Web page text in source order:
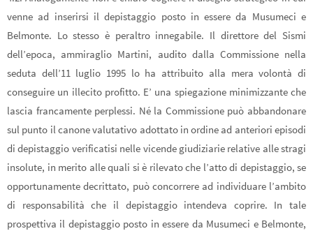
venne ad inserirsi il depistaggio posto in essere da Musumeci e
Belmonte. Lo stesso è peraltro innegabile. Il direttore del Sismi
dell’epoca, ammiraglio Martini, audito dalla Commissione nella
seduta dell’11 luglio 1995 lo ha attribuito alla mera volontà di
conseguire un illecito profitto. E’ una spiegazione minimizzante che
lascia francamente perplessi. Né la Commissione può abbandonare
sul punto il canone valutativo adottato in ordine ad anteriori episodi
di depistaggio verificatisi nelle vicende giudiziarie relative alle stragi
insolute, in merito alle quali si è rilevato che l’atto di depistaggio, se
opportunamente decrittato, può concorrere ad individuare l’ambito
di responsabilità che il depistaggio intendeva coprire. In tale
prospettiva il depistaggio posto in essere da Musumeci e Belmonte,